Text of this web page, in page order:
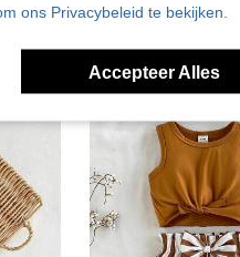
ons Privacybeleid te bekijken.
Accepteer Alles